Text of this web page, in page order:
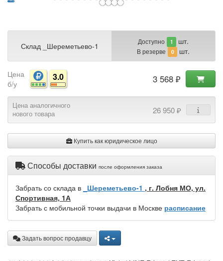
Склад _Шереметьево-1 Доступно 1 шт.
В резерве 0 шт.
Цена
б/у
3.0 3 568 ₽
Цена аналогичного
нового товара
26 950 ₽
Купить как юридическое лицо
Способы доставки после оформления заказа
Забрать со склада в _Шереметьево-1 , г. Лобня МО, ул.
Спортивная, 1А
Забрать с мобильной точки выдачи в Москве расписание
Задать вопрос продавцу